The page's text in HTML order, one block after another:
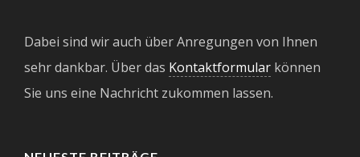
Dabei sind wir auch über Anregungen von Ihnen
sehr dankbar. Über das Kontaktformular können
Sie uns eine Nachricht zukommen lassen.